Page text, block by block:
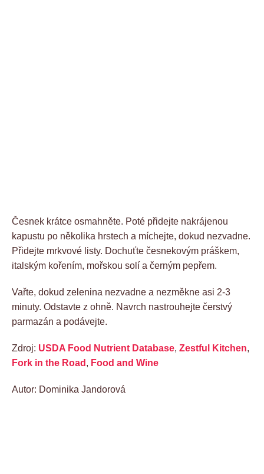
Česnek krátce osmahněte. Poté přidejte nakrájenou
kapustu po několika hrstech a míchejte, dokud nezvadne.
Přidejte mrkvové listy. Dochuťte česnekovým práškem,
italským kořením, mořskou solí a černým pepřem.
Vařte, dokud zelenina nezvadne a nezměkne asi 2-3
minuty. Odstavte z ohně. Navrch nastrouhejte čerstvý
parmazán a podávejte.
Zdroj: USDA Food Nutrient Database, Zestful Kitchen,
Fork in the Road , Food and Wine
Autor: Dominika Jandorová